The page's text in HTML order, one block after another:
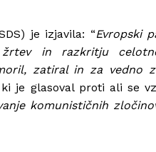
je izjavila: “Evropski
žrtev in razkritju
zatiral in za vedno
je glasoval proti ali se
komunističnih